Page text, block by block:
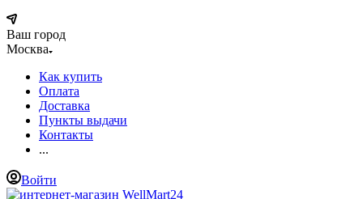
Ваш город
Москва
Как купить
Оплата
Доставка
Пункты выдачи
Контакты
...
Войти